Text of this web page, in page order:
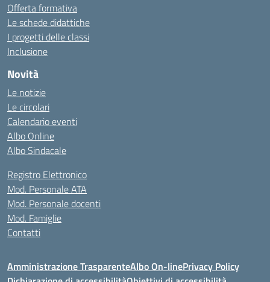
Offerta formativa
Le schede didattiche
I progetti delle classi
Inclusione
Novità
Le notizie
Le circolari
Calendario eventi
Albo Online
Albo Sindacale
Registro Elettronico
Mod. Personale ATA
Mod. Personale docenti
Mod. Famiglie
Contatti
Amministrazione TrasparenteAlbo On-linePrivacy Policy